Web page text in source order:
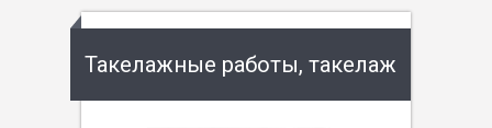
Такелажные работы, такелаж